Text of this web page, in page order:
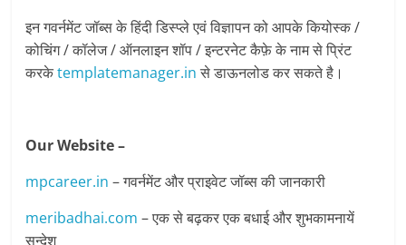
इन गवर्नमेंट जॉब्स के हिंदी डिस्प्ले एवं विज्ञापन को आपके कियोस्क /
कोचिंग / कॉलेज / ऑनलाइन शॉप / इन्टरनेट कैफ़े के नाम से प्रिंट
करकेtemplatemanager.inसे डाऊनलोड कर सकते है।
Our Website –
mpcareer.in – गवर्नमेंट और प्राइवेट जॉब्‍स की जानकारी
meribadhai.com – एक से बढ़कर एक बधाई और शुभकामनायें
सन्देश